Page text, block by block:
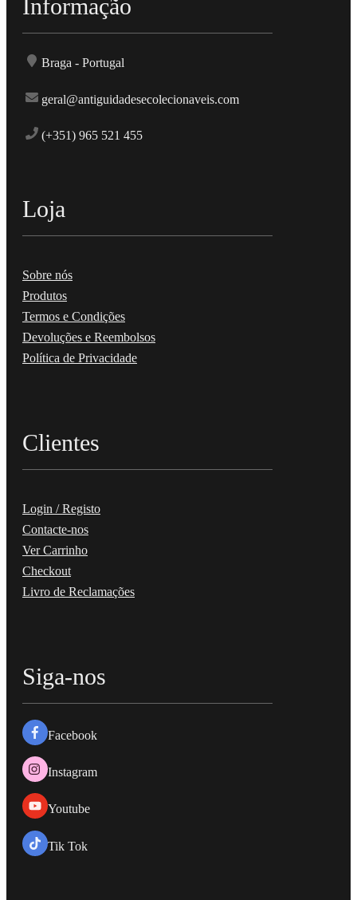
Informação
Braga - Portugal
geral@antiguidadesecolecionaveis.com
(+351) 965 521 455
Loja
Sobre nós
Produtos
Termos e Condições
Devoluções e Reembolsos
Política de Privacidade
Clientes
Login / Registo
Contacte-nos
Ver Carrinho
Checkout
Livro de Reclamações
Siga-nos
Facebook
Instagram
Youtube
Tik Tok